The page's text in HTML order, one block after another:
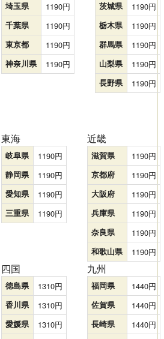
埼玉県 1190
千葉県 1190
東京都 1190
神奈川県 1190
茨城県 1190
栃木県 1190
群馬県 1190
山梨県 1190
長野県 1190
東海
岐阜県 1190
静岡県 1190
愛知県 1190
三重県 1190
近畿
滋賀県 1190
京都府 1190
大阪府 1190
兵庫県 1190
奈良県 1190
和歌山県 1190
四国
徳島県 1310
香川県 1310
愛媛県 1310
九州
福岡県 1440
佐賀県 1440
長崎県 1440